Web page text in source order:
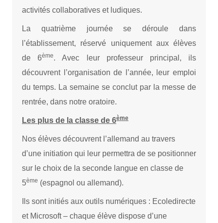
activités collaboratives et ludiques.
La quatrième journée se déroule dans
l’établissement, réservé uniquement aux élèves
de 6ème. Avec leur professeur principal, ils
découvrent l’organisation de l’année, leur emploi
du temps. La semaine se conclut par la messe de
rentrée, dans notre oratoire.
Les plus de la classe de 6ème
Nos élèves découvrent l’allemand au travers
d’une initiation qui leur permettra de se positionner
sur le choix de la seconde langue en classe de
5ème (espagnol ou allemand).
Ils sont initiés aux outils numériques : Ecoledirecte
et Microsoft – chaque élève dispose d’une